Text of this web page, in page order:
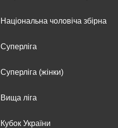
Національна чоловіча збірна
Суперліга
Суперліга (жінки)
Вища лiга
Кубок України